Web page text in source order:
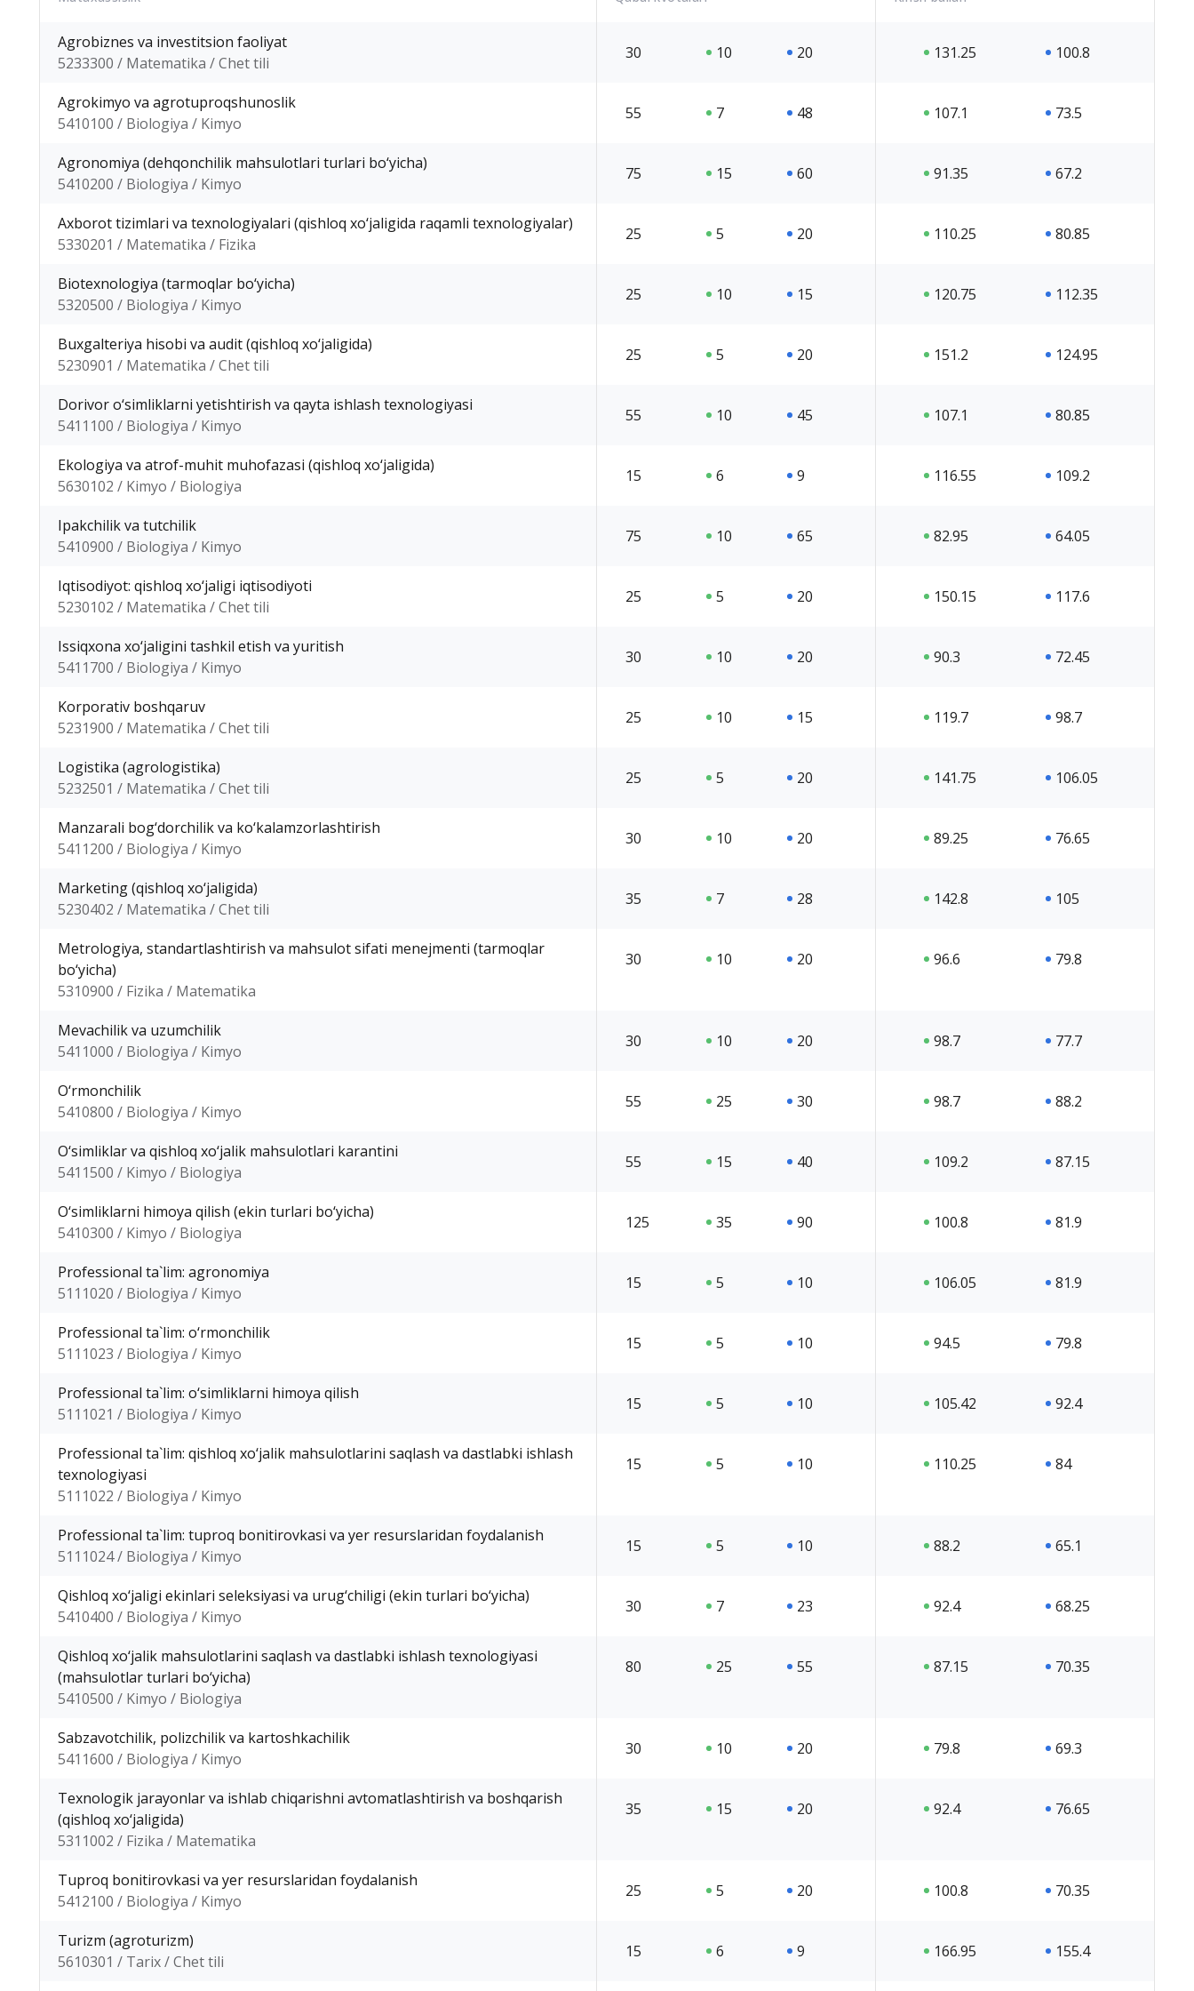
Agrobiznes va investitsion faoliyat
5233300 / Matematika / Chet tili
30 10 20 131.25 100.8
Agrokimyo va agrotuproqshunoslik
5410100 / Biologiya / Kimyo
55 7 48 107.1 73.5
Agronomiya (dehqonchilik mahsulotlari turlari bo‘yicha)
5410200 / Biologiya / Kimyo
75 15 60 91.35 67.2
Axborot tizimlari va texnologiyalari (qishloq xo‘jaligida raqamli texnologiyalar)
5330201 / Matematika / Fizika
25 5 20 110.25 80.85
Biotexnologiya (tarmoqlar bo‘yicha)
5320500 / Biologiya / Kimyo
25 10 15 120.75 112.35
Buxgalteriya hisobi va audit (qishloq xo‘jaligida)
5230901 / Matematika / Chet tili
25 5 20 151.2 124.95
Dorivor o‘simliklarni yetishtirish va qayta ishlash texnologiyasi
5411100 / Biologiya / Kimyo
55 10 45 107.1 80.85
Ekologiya va atrof-muhit muhofazasi (qishloq xo‘jaligida)
5630102 / Kimyo / Biologiya
15 6 9 116.55 109.2
Ipakchilik va tutchilik
5410900 / Biologiya / Kimyo
75 10 65 82.95 64.05
Iqtisodiyot: qishloq xo‘jaligi iqtisodiyoti
5230102 / Matematika / Chet tili
25 5 20 150.15 117.6
Issiqxona xo‘jaligini tashkil etish va yuritish
5411700 / Biologiya / Kimyo
30 10 20 90.3 72.45
Korporativ boshqaruv
5231900 / Matematika / Chet tili
25 10 15 119.7 98.7
Logistika (agrologistika)
5232501 / Matematika / Chet tili
25 5 20 141.75 106.05
Manzarali bog‘dorchilik va ko‘kalamzorlashtirish
5411200 / Biologiya / Kimyo
30 10 20 89.25 76.65
Marketing (qishloq xo‘jaligida)
5230402 / Matematika / Chet tili
35 7 28 142.8 105
Metrologiya, standartlashtirish va mahsulot sifati menejmenti (tarmoqlar
bo‘yicha)
5310900 / Fizika / Matematika
30 10 20 96.6 79.8
Mevachilik va uzumchilik
5411000 / Biologiya / Kimyo
30 10 20 98.7 77.7
O‘rmonchilik
5410800 / Biologiya / Kimyo
55 25 30 98.7 88.2
O‘simliklar va qishloq xo‘jalik mahsulotlari karantini
5411500 / Kimyo / Biologiya
55 15 40 109.2 87.15
O‘simliklarni himoya qilish (ekin turlari bo‘yicha)
5410300 / Kimyo / Biologiya
125 35 90 100.8 81.9
Professional ta`lim: agronomiya
5111020 / Biologiya / Kimyo
15 5 10 106.05 81.9
Professional ta`lim: o‘rmonchilik
5111023 / Biologiya / Kimyo
15 5 10 94.5 79.8
Professional ta`lim: o‘simliklarni himoya qilish
5111021 / Biologiya / Kimyo
15 5 10 105.42 92.4
Professional ta`lim: qishloq xo‘jalik mahsulotlarini saqlash va dastlabki ishlash
texnologiyasi
5111022 / Biologiya / Kimyo
15 5 10 110.25 84
Professional ta`lim: tuproq bonitirovkasi va yer resurslaridan foydalanish
5111024 / Biologiya / Kimyo
15 5 10 88.2 65.1
Qishloq xo‘jaligi ekinlari seleksiyasi va urug‘chiligi (ekin turlari bo‘yicha)
5410400 / Biologiya / Kimyo
30 7 23 92.4 68.25
Qishloq xo‘jalik mahsulotlarini saqlash va dastlabki ishlash texnologiyasi
(mahsulotlar turlari bo‘yicha)
5410500 / Kimyo / Biologiya
80 25 55 87.15 70.35
Sabzavotchilik, polizchilik va kartoshkachilik
5411600 / Biologiya / Kimyo
30 10 20 79.8 69.3
Texnologik jarayonlar va ishlab chiqarishni avtomatlashtirish va boshqarish
(qishloq xo‘jaligida)
5311002 / Fizika / Matematika
35 15 20 92.4 76.65
Tuproq bonitirovkasi va yer resurslaridan foydalanish
5412100 / Biologiya / Kimyo
25 5 20 100.8 70.35
Turizm (agroturizm)
5610301 / Tarix / Chet tili
15 6 9 166.95 155.4